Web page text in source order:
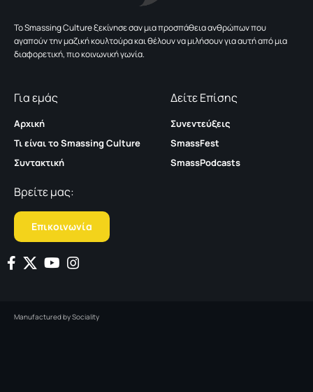
To Smassing Culture ξεκίνησε σαν μια προσπάθεια ανθρώπων που
αγαπούν την μαζική κουλτούρα και θέλουν να μιλήσουν για αυτή από μια
διαφορετική, πιο κοινωνική γωνία.
Για εμάς
Αρχική
Τι είναι το Smassing Culture
Συντακτική
Δείτε Επίσης
Συνεντεύξεις
SmassFest
SmassPodcasts
Βρείτε μας:
Επικοινωνία
Manufactured bySociality